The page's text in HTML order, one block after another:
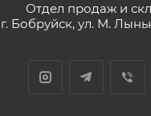
Отдел продаж и
г. Бобруйск, ул. М.